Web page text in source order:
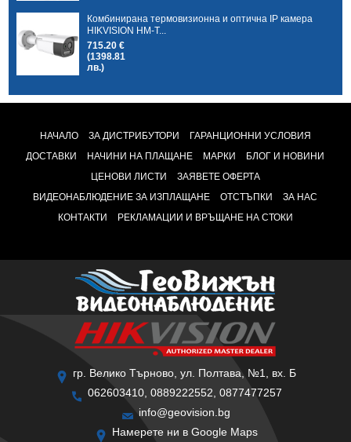
Комбинирана термовизионна и оптична IP камера
HIKVISION HM-T...
715.20 €
(1398.81
лв.)
НАЧАЛО ЗА ДИСТРИБУТОРИ
ГАРАНЦИОННИ УСЛОВИЯ
ДОСТАВКИ
НАЧИНИ НА ПЛАЩАНЕ МАРКИ
БЛОГ И НОВИНИ
ЦЕНОВИ ЛИСТИ
ЗАЯВЕТЕ ОФЕРТА
ВИДЕОНАБЛЮДЕНИЕ ЗА ИЗПЛАЩАНЕ
ОТСТЪПКИ
ЗА НАС
КОНТАКТИ
РЕКЛАМАЦИИ И ВРЪЩАНЕ НА СТОКИ
гр. Велико Търново, ул. Полтава, №1, вх. Б
062603410, 0889222552, 0877477257
info@geovision.bg
Намерете ни в Google Maps